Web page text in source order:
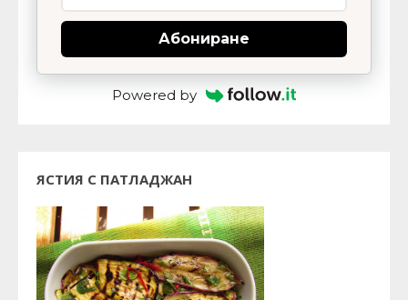
Абониране
Powered by
ЯСТИЯ С ПАТЛАДЖАН